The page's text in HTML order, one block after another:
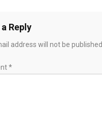
Reply
address will not be published.
*